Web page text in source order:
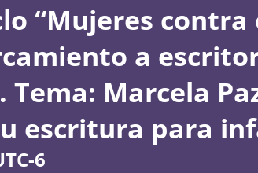
“Mujeres contra
a
Marcela
escritura para
6